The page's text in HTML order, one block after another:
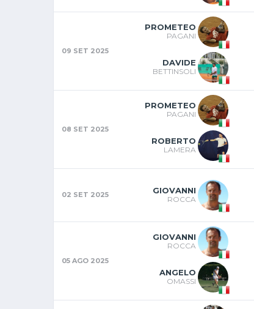
09 SET 2025
PROMETEO
PAGANI
DAVIDE
BETTINSOLI
08 SET 2025
PROMETEO
PAGANI
ROBERTO
LAMERA
02 SET 2025 GIOVANNI
ROCCA
05 AGO 2025
GIOVANNI
ROCCA
ANGELO
OMASSI